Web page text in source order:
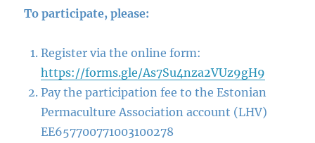
To participate, please:
Register via the online form:
https://forms.gle/As7Su4nza2VUz9gH9
Pay the participation fee to the Estonian
Permaculture Association account (LHV)
EE657700771003100278